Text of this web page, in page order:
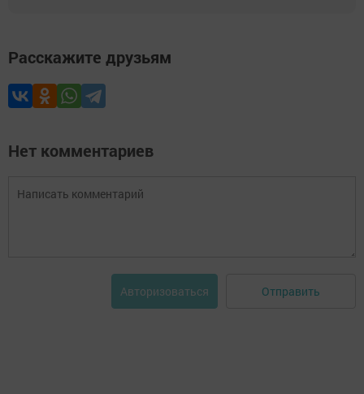
Расскажите друзьям
Нет комментариев
Авторизоваться Отправить